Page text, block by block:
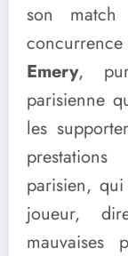
son
Emery,
parisienne
les
parisien,
joueur,
mauvaises